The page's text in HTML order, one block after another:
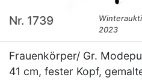
Nr. 1739
2023
Frauenkörper/ Gr.
41 cm, fester Kopf,